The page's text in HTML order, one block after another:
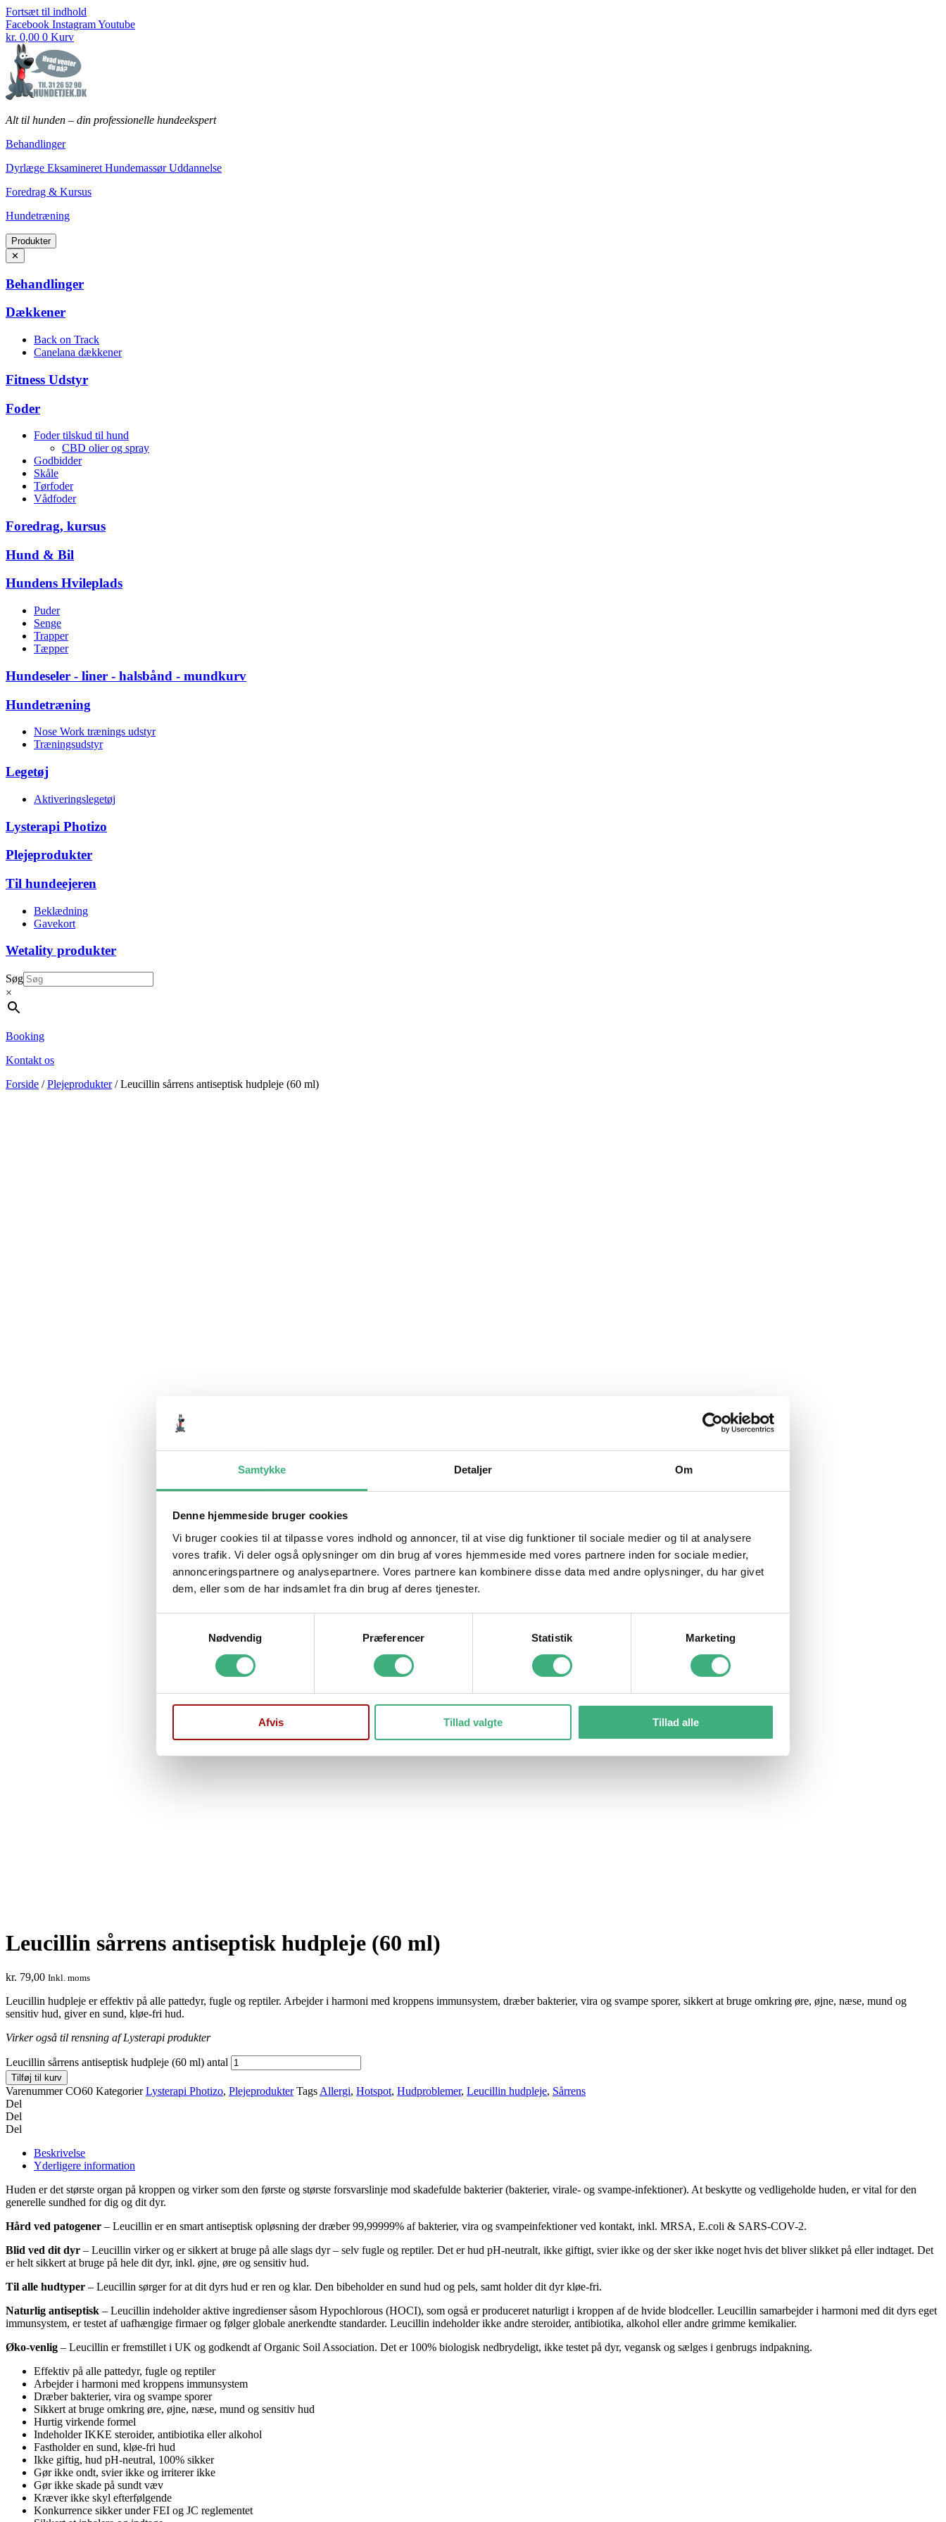
Samtykke Detaljer Om
Denne hjemmeside bruger cookies
Vi bruger cookies til at tilpasse vores indhold og annoncer, til at vise dig funktioner til sociale medier og til at analysere
vores trafik. Vi deler også oplysninger om din brug af vores hjemmeside med vores partnere inden for sociale medier,
annonceringspartnere og analysepartnere. Vores partnere kan kombinere disse data med andre oplysninger, du har givet
dem, eller som de har indsamlet fra din brug af deres tjenester.
Nødvendig
Præferencer Statistik Marketing
Afvis Tillad valgte Tillad alle
Fortsæt til indhold
Facebook InstagramYoutube
kr. 0,00 0 Kurv
Alt til hunden – din professionelle hundeekspert
Behandlinger
Dyrlæge Eksamineret Hundemassør Uddannelse
Foredrag & Kursus
Hundetræning
Produkter
✕
Behandlinger
Dækkener
Back on Track
Canelana dækkener
Fitness Udstyr
Foder
Foder tilskud til hund
CBD olier og spray
Godbidder
Skåle
Tørfoder
Vådfoder
Foredrag, kursus
Hund & Bil
Hundens Hvileplads
Puder
Senge
Trapper
Tæpper
Hundeseler - liner - halsbånd - mundkurv
Hundetræning
Nose Work trænings udstyr
Træningsudstyr
Legetøj
Aktiveringslegetøj
Lysterapi Photizo
Plejeprodukter
Til hundeejeren
Beklædning
Gavekort
Wetality produkter
Søg
×
Booking
Kontakt os
Forside /Plejeprodukter/ Leucillin sårrens antiseptisk hudpleje (60 ml)
Leucillin sårrens antiseptisk hudpleje (60 ml)
kr. 79,00 Inkl. moms
Leucillin hudpleje er effektiv på alle pattedyr, fugle og reptiler. Arbejder i harmoni med kroppens immunsystem, dræber bakterier, vira og svampe sporer, sikkert at bruge omkring øre, øjne, næse, mund og
sensitiv hud, giver en sund, kløe-fri hud.
Virker også til rensning af Lysterapi produkter
Leucillin sårrens antiseptisk hudpleje (60 ml) antal
Tilføj til kurv
VarenummerCO60 Kategorier Lysterapi Photizo, Plejeprodukter Tags Allergi, Hotspot, Hudproblemer, Leucillin hudpleje, Sårrens
Del
Del
Del
Beskrivelse
Yderligere information
Huden er det største organ på kroppen og virker som den første og største forsvarslinje mod skadefulde bakterier (bakterier, virale- og svampe-infektioner). At beskytte og vedligeholde huden, er vital for den
generelle sundhed for dig og dit dyr.
Hård ved patogener – Leucillin er en smart antiseptisk opløsning der dræber 99,99999% af bakterier, vira og svampeinfektioner ved kontakt, inkl. MRSA, E.coli & SARS-COV-2.
Blid ved dit dyr – Leucillin virker og er sikkert at bruge på alle slags dyr – selv fugle og reptiler. Det er hud pH-neutralt, ikke giftigt, svier ikke og der sker ikke noget hvis det bliver slikket på eller indtaget. Det
er helt sikkert at bruge på hele dit dyr, inkl. øjne, øre og sensitiv hud.
Til alle hudtyper – Leucillin sørger for at dit dyrs hud er ren og klar. Den bibeholder en sund hud og pels, samt holder dit dyr kløe-fri.
Naturlig antiseptisk – Leucillin indeholder aktive ingredienser såsom Hypochlorous (HOCI), som også er produceret naturligt i kroppen af de hvide blodceller. Leucillin samarbejder i harmoni med dit dyrs eget
immunsystem, er testet af uafhængige firmaer og følger globale anerkendte standarder. Leucillin indeholder ikke andre steroider, antibiotika, alkohol eller andre grimme kemikalier.
Øko-venlig – Leucillin er fremstillet i UK og godkendt af Organic Soil Association. Det er 100% biologisk nedbrydeligt, ikke testet på dyr, vegansk og sælges i genbrugs indpakning.
Effektiv på alle pattedyr, fugle og reptiler
Arbejder i harmoni med kroppens immunsystem
Dræber bakterier, vira og svampe sporer
Sikkert at bruge omkring øre, øjne, næse, mund og sensitiv hud
Hurtig virkende formel
Indeholder IKKE steroider, antibiotika eller alkohol
Fastholder en sund, kløe-fri hud
Ikke giftig, hud pH-neutral, 100% sikker
Gør ikke ondt, svier ikke og irriterer ikke
Gør ikke skade på sundt væv
Kræver ikke skyl efterfølgende
Konkurrence sikker under FEI og JC reglementet